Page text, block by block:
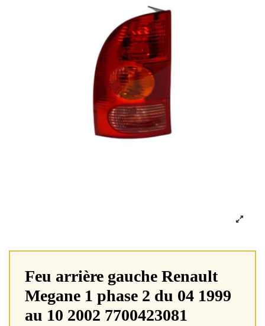
Feu arrière gauche Renault
Megane 1 phase 2 du 04 1999
au 10 2002 7700423081